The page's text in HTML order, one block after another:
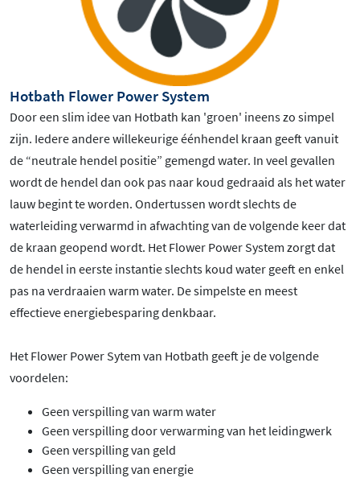
Hotbath Flower Power System
Door een slim idee van Hotbath kan 'groen' ineens zo simpel
zijn. Iedere andere willekeurige éénhendel kraan geeft vanuit
de “neutrale hendel positie” gemengd water. In veel gevallen
wordt de hendel dan ook pas naar koud gedraaid als het water
lauw begint te worden. Ondertussen wordt slechts de
waterleiding verwarmd in afwachting van de volgende keer dat
de kraan geopend wordt. Het Flower Power System zorgt dat
de hendel in eerste instantie slechts koud water geeft en enkel
pas na verdraaien warm water. De simpelste en meest
effectieve energiebesparing denkbaar.
Het Flower Power Sytem van Hotbath geeft je de volgende
voordelen:
Geen verspilling van warm water
Geen verspilling door verwarming van het leidingwerk
Geen verspilling van geld
Geen verspilling van energie